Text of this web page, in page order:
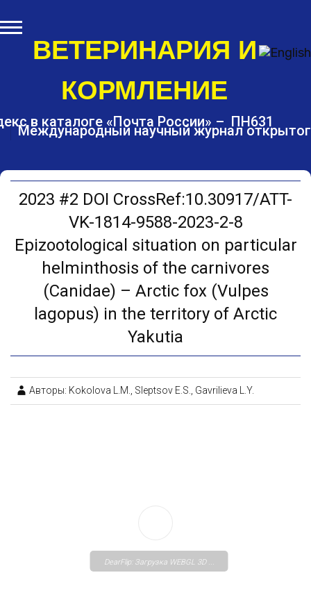
k
i
n
n
ВЕТЕРИНАРИЯ И
КОРМЛЕНИЕ
Международный научный журнал
в каталоге «Почта России» – ПН631
2023 #2 DOI CrossRef:10.30917/ATT-
VK-1814-9588-2023-2-8
Epizootological situation on particular
helminthosis of the carnivores
(Canidae) – Arctic fox (Vulpes
lagopus) in the territory of Arctic
Yakutia
Авторы: Kokolova L.M., Sleptsov E.S., Gavrilieva L.Y.
DearFlip: Загрузка WEBGL 3D ...